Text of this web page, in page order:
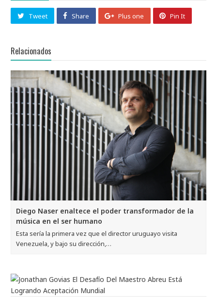
Tweet Share Plus one Pin It
Relacionados
Diego Naser enaltece el poder transformador de la
música en el ser humano
Esta sería la primera vez que el director uruguayo visita
Venezuela, y bajo su dirección,…